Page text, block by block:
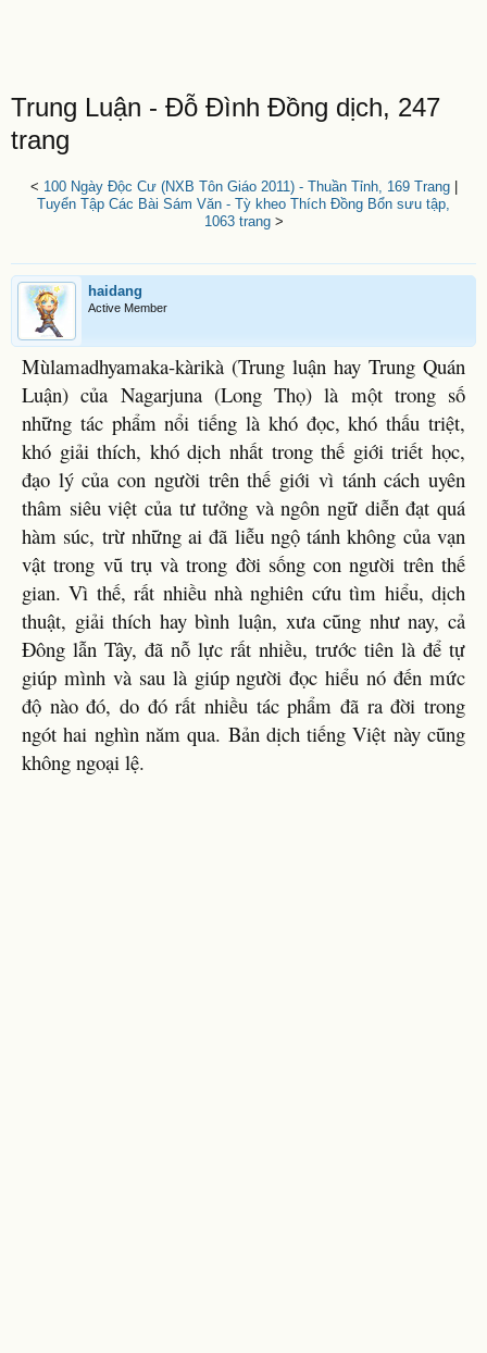
Trung Luận - Đỗ Đình Đồng dịch, 247
trang
< 100 Ngày Độc Cư (NXB Tôn Giáo 2011) - Thuần Tỉnh, 169 Trang|
Tuyển Tập Các Bài Sám Văn - Tỳ kheo Thích Đồng Bổn sưu tập,
1063 trang>
haidang
Active Member
Mùlamadhyamaka-kàrikà (Trung luận hay Trung Quán
Luận) của Nagarjuna (Long Thọ) là một trong số
những tác phẩm nổi tiếng là khó đọc, khó thấu triệt,
khó giải thích, khó dịch nhất trong thế giới triết học,
đạo lý của con người trên thế giới vì tánh cách uyên
thâm siêu việt của tư tưởng và ngôn ngữ diễn đạt quá
hàm súc, trừ những ai đã liễu ngộ tánh không của vạn
vật trong vũ trụ và trong đời sống con người trên thế
gian. Vì thế, rất nhiều nhà nghiên cứu tìm hiểu, dịch
thuật, giải thích hay bình luận, xưa cũng như nay, cả
Đông lẫn Tây, đã nỗ lực rất nhiều, trước tiên là để tự
giúp mình và sau là giúp người đọc hiểu nó đến mức
độ nào đó, do đó rất nhiều tác phẩm đã ra đời trong
ngót hai nghìn năm qua. Bản dịch tiếng Việt này cũng
không ngoại lệ.